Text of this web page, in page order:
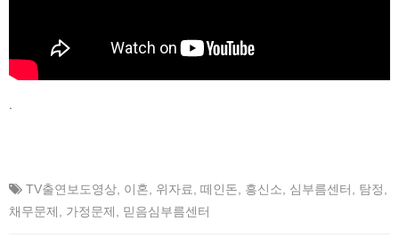
TV출연보도영상 이혼 위자료 떼인돈 흥신소 심부름센터 탐정
채무문제
가정문제 믿음심부름센터